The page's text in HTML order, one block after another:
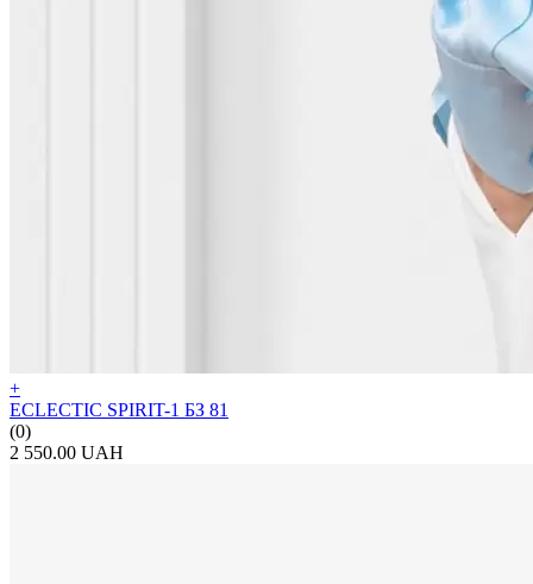
+
ECLECTIC SPIRIT-1 БЗ 81
(0)
2 550.00 UAH